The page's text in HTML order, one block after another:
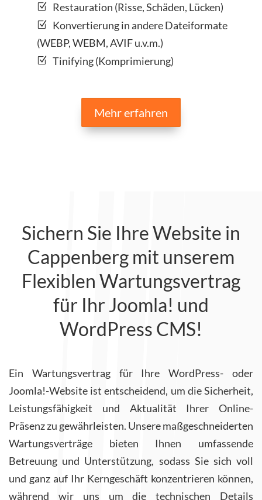
Restauration (Risse, Schäden, Lücken)
Konvertierung in andere Dateiformate
(WEBP, WEBM, AVIF u.v.m.)
Tinifying (Komprimierung)
Mehr erfahren
Sichern Sie Ihre Website in
Cappenberg mit unserem
Flexiblen Wartungsvertrag
für Ihr Joomla! und
WordPress CMS!
Ein Wartungsvertrag für Ihre WordPress- oder
Joomla!-Website ist entscheidend, um die Sicherheit,
Leistungsfähigkeit und Aktualität Ihrer Online-
Präsenz zu gewährleisten. Unsere maßgeschneiderten
Wartungsverträge bieten Ihnen umfassende
Betreuung und Unterstützung, sodass Sie sich voll
und ganz auf Ihr Kerngeschäft konzentrieren können,
während wir uns um die technischen Details